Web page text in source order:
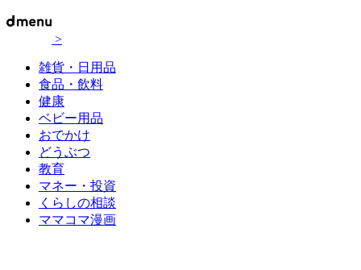
>
雑貨・日用品
食品・飲料
健康
ベビー用品
おでかけ
どうぶつ
教育
マネー・投資
くらしの相談
ママコマ漫画